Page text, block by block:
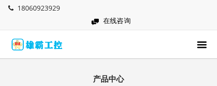
18060923929
在线咨询
产品中心